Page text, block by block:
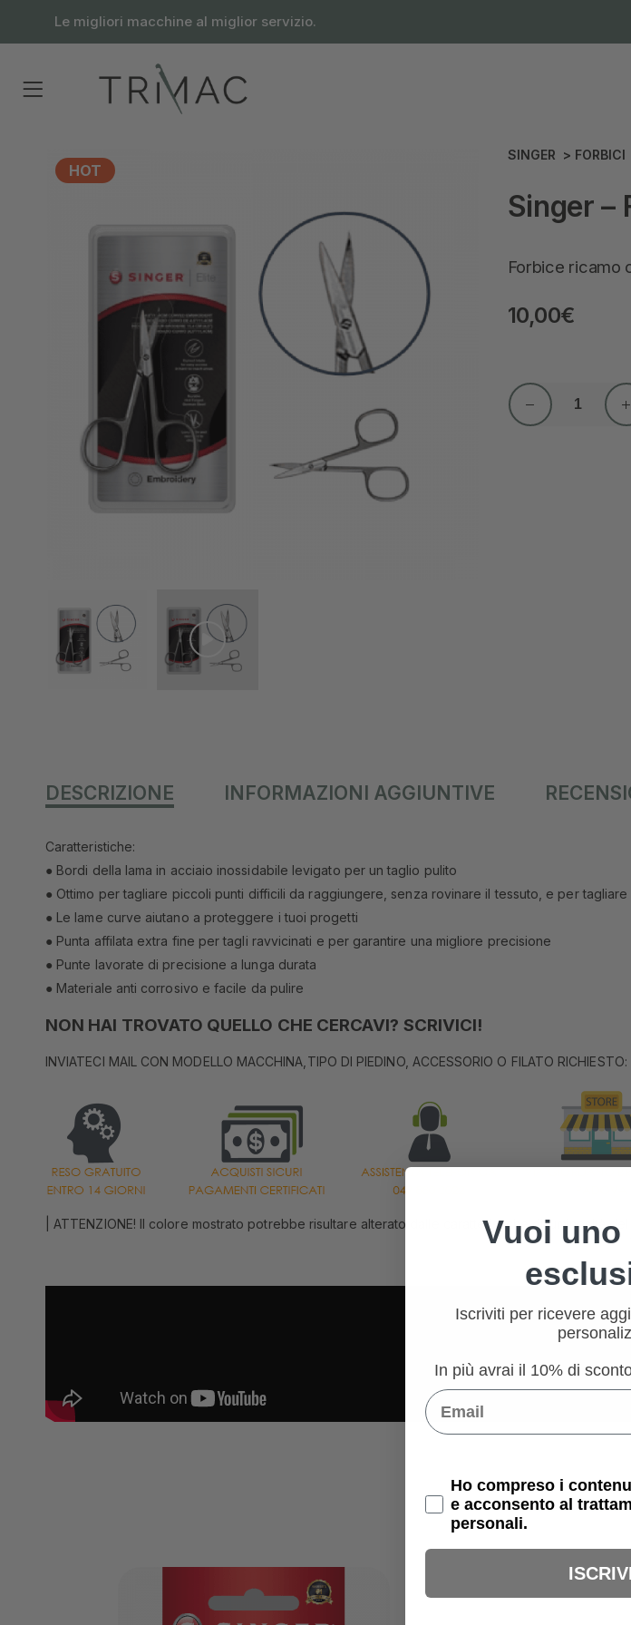
Le migliori macchine al miglior servizio.
HOT
SINGER > FORBICI
Singer –
Forbice ricamo
10,00€
DESCRIZIONE INFORMAZIONI AGGIUNTIVE
Caratteristiche:
● Bordi della lama in acciaio inossidabile levigato per un taglio pulito
● Ottimo per tagliare piccoli punti difficili da raggiungere, senza rovinare il tessuto, e per
● Le lame curve aiutano a proteggere i tuoi progetti
● Punta affilata extra fine per tagli ravvicinati e per garantire una migliore precisione
● Punte lavorate di precisione a lunga durata
● Materiale anti corrosivo e facile da pulire
NON HAI TROVATO QUELLO CHE CERCAVI? SCRIVICI!
INVIATECI MAIL CON MODELLO MACCHINA,TIPO DI PIEDINO, ACCESSORIO O FILATO RICHIESTO:
| ATTENZIONE! Il colore mostrato potrebbe risultare alterato dalle caratteristiche di luminosità del
PRODOTTI
Vuoi
Iscriviti per ricevere
In più avrai il 10% di
Email
Privacy Policy
Ho compreso i
e acconsento al
personali.